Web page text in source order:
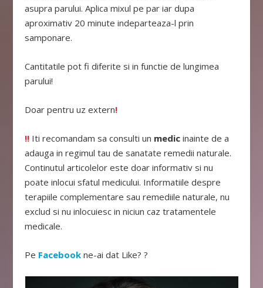
asupra parului. Aplica mixul pe par iar dupa
aproximativ 20 minute indeparteaza-l prin
samponare.
Cantitatile pot fi diferite si in functie de lungimea
parului!
Doar pentru uz extern!
!! Iti recomandam sa consulti un medicinainte de a
adauga in regimul tau de sanatate remedii naturale.
Continutul articolelor este doar informativ si nu
poate inlocui sfatul medicului. Informatiile despre
terapiile complementare sau remediile naturale, nu
exclud si nu inlocuiesc in niciun caz tratamentele
medicale.
Pe Facebook ne-ai dat Like? ?